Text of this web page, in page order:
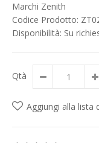
Marchi Zenith
Codice Prodotto:
Disponibilità: Su
Qtà
Aggiungi alla lista